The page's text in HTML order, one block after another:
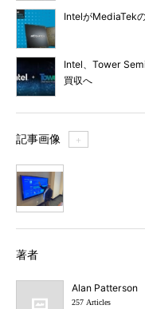
IntelがMediaTek
Intel、Tower
買収へ
記事画像 ＋
著者
Alan Patterson
257 Articles